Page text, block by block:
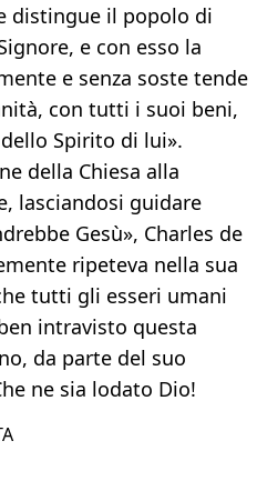
distingue il popolo di
e con esso la
e senza soste tende
con tutti i suoi beni,
Spirito di lui».
della Chiesa alla
lasciandosi guidare
Gesù», Charles de
ripeteva nella sua
tutti gli esseri umani
intravisto questa
da parte del suo
ne sia lodato Dio!